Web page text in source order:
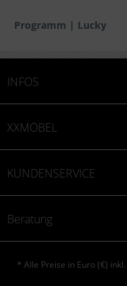
Programm | Lucky
INFOS
XXMÖBEL
KUNDENSERVICE
Beratung
* Alle Preise in Euro (€)